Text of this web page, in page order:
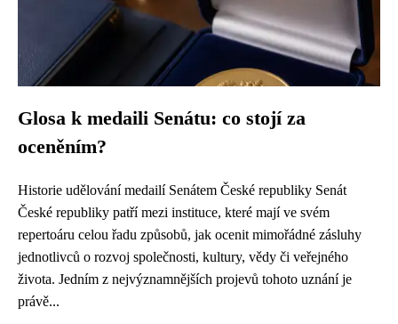
Glosa k medaili Senátu: co stojí za
oceněním?
Historie udělování medailí Senátem České republiky Senát
České republiky patří mezi instituce, které mají ve svém
repertoáru celou řadu způsobů, jak ocenit mimořádné zásluhy
jednotlivců o rozvoj společnosti, kultury, vědy či veřejného
života. Jedním z nejvýznamnějších projevů tohoto uznání je
právě...